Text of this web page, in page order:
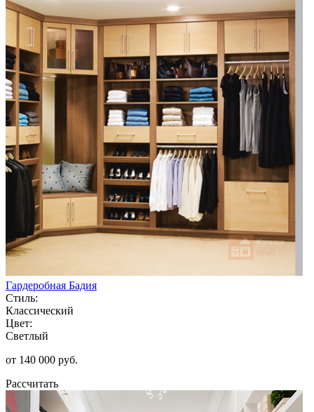
Гардеробная Бадия
Стиль:
Классический
Цвет:
Светлый
от 140 000 руб.
Рассчитать